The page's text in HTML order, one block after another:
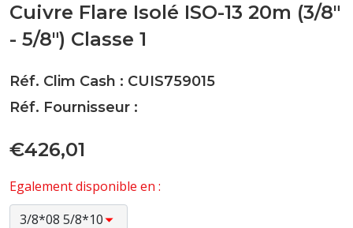
Cuivre Flare Isolé ISO-13 20m (3/8"
- 5/8") Classe 1
Réf. Clim Cash : CUIS759015
Réf. Fournisseur :
€426,01
Egalement disponible en :